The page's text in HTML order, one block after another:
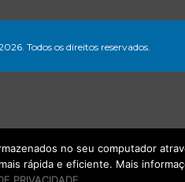
Todos os direitos reservados.
no seu computador
rápida e eficiente. Mais